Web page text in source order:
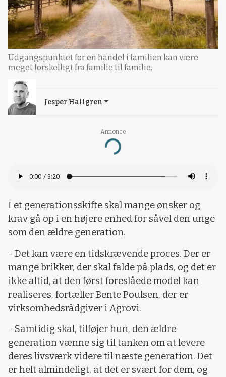
Annonce
Loading...
Udgangspunktet for en handel i familien kan være
meget forskelligt fra familie til familie.
Jesper Hallgren
I et generationsskifte skal mange ønsker og
krav gå op i en højere enhed for såvel den unge
som den ældre generation.
- Det kan være en tidskrævende proces. Der er
mange brikker, der skal falde på plads, og det er
ikke altid, at den først foreslåede model kan
realiseres, fortæller Bente Poulsen, der er
virksomhedsrådgiver i Agrovi.
- Samtidig skal, tilføjer hun, den ældre
generation vænne sig til tanken om at levere
deres livsværk videre til næste generation. Det
er helt almindeligt, at det er svært for dem, og